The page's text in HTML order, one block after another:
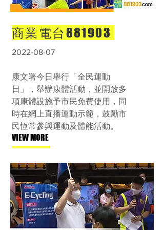
商業電台881903
2022-08-07
康文署今日舉行「全民運動
日」，舉辦康體活動，並開放多
項康體設施予市民免費使用，同
時在網上直播運動示範，鼓勵市
民恆常參與運動及體能活動。
VIEW MORE